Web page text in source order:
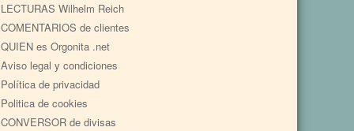
LECTURAS Wilhelm Reich
COMENTARIOS de clientes
QUIEN es Orgonita .net
Aviso legal y condiciones
Política de privacidad
Politica de cookies
CONVERSOR de divisas